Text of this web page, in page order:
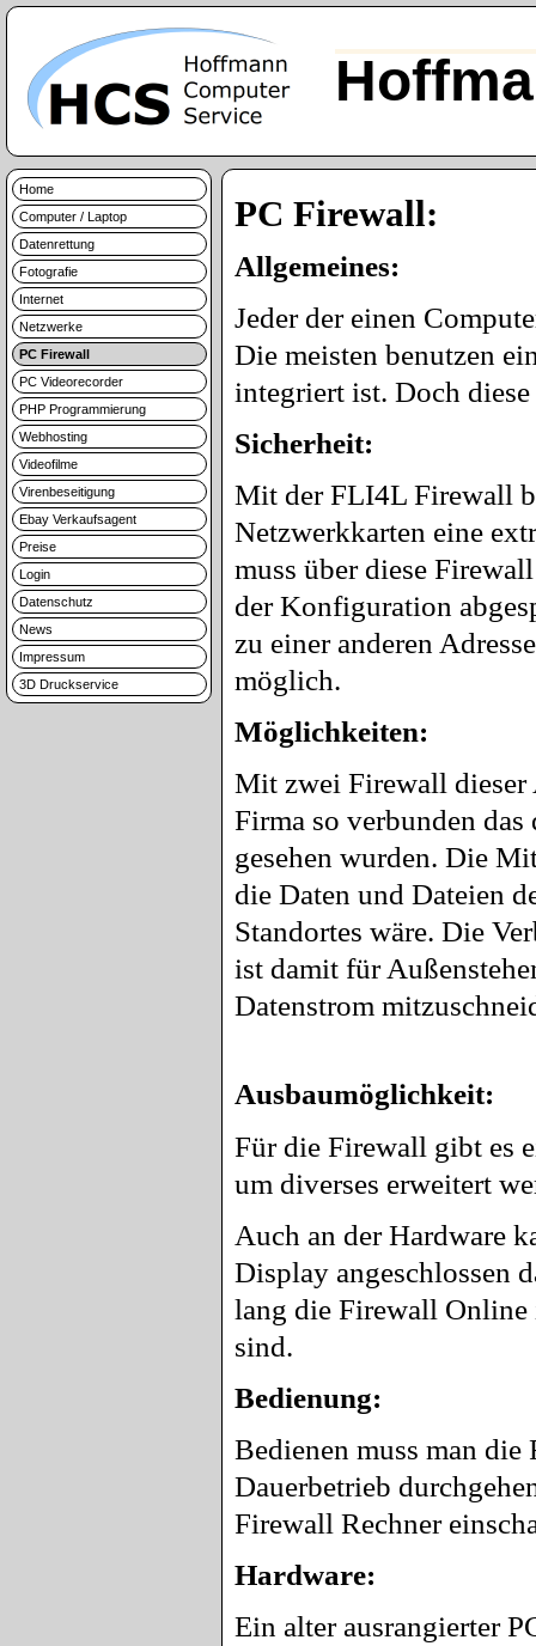
Home
Computer / Laptop
Datenrettung
Fotografie
Internet
Netzwerke
PC Firewall
PC Videorecorder
PHP Programmierung
Webhosting
Videofilme
Virenbeseitigung
Ebay Verkaufsagent
Preise
Login
Datenschutz
News
Impressum
3D Druckservice
PC Firewall:
Allgemeines:
Jeder der einen
Die meisten benutzen
integriert ist. Doch
Sicherheit:
Mit der FLI4L Firewall
Netzwerkkarten eine
muss über diese
der Konfiguration
zu einer anderen
möglich.
Möglichkeiten:
Mit zwei Firewall dieser
Firma so verbunden
gesehen wurden. Die
die Daten und Dateien
Standortes wäre. Die
ist damit für
Datenstrom
Ausbaumöglichkeit:
Für die Firewall gibt es
um diverses erweitert
Auch an der Hardware
Display angeschlossen
lang die Firewall Online
sind.
Bedienung:
Bedienen muss man
Dauerbetrieb
Firewall Rechner
Hardware:
Ein alter ausrangierter